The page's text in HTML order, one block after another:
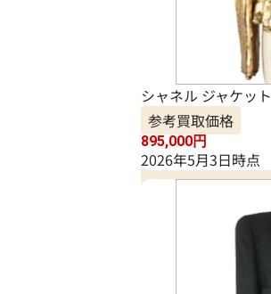
シャネル ジャケット
参考買取価格
895,000円
2026年5月3日時点